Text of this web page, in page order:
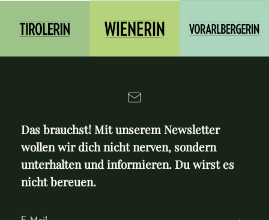
Das brauchst! Mit unserem Newsletter
wollen wir dich nicht nerven, sondern
unterhalten und informieren. Du wirst es
nicht bereuen.